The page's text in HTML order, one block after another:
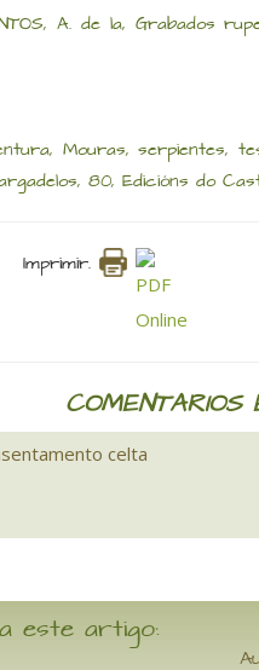
A. de la, Grabados
Mouras, serpientes,
80, Edicións do
Imprimir.
COMENTARIOS
celta
este artigo: